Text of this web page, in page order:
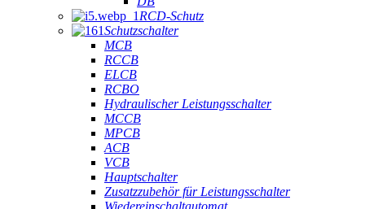
RCD-Schutz
Schutzschalter
MCB
RCCB
ELCB
RCBO
Hydraulischer Leistungsschalter
MCCB
MPCB
ACB
VCB
Hauptschalter
Zusatzzubehör für Leistungsschalter
Wiedereinschaltautomat